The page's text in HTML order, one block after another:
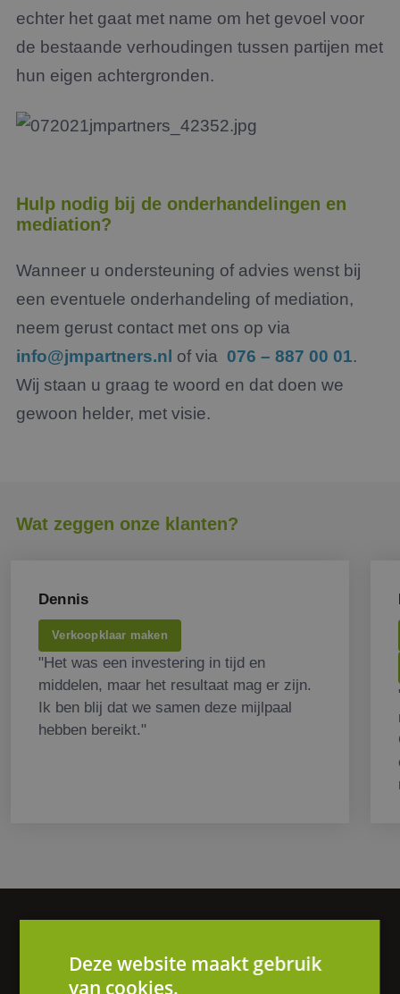
echter het gaat met name om het gevoel voor
de bestaande verhoudingen tussen partijen met
hun eigen achtergronden.
Hulp nodig bij de onderhandelingen en
mediation?
Wanneer u ondersteuning of advies wenst bij
een eventuele onderhandeling of mediation,
neem gerust contact met ons op via
info@jmpartners.nl of via 076 – 887 00 01.
Wij staan u graag te woord en dat doen we
gewoon helder, met visie.
Wat zeggen onze klanten?
Dennis
Verkoopklaar maken
"Het was een investering in tijd en
middelen, maar het resultaat mag er zijn.
Ik ben blij dat we samen deze mijlpaal
hebben bereikt."
We helpen je graag verder.
Deze website maakt gebruik
van cookies.